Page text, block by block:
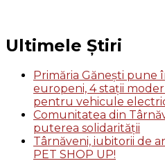
Ultimele Știri
Primăria Gănești pune
europeni, 4 stații
pentru vehicule
Comunitatea din
puterea solidarității
Târnăveni, iubitorii de
PET SHOP UP!